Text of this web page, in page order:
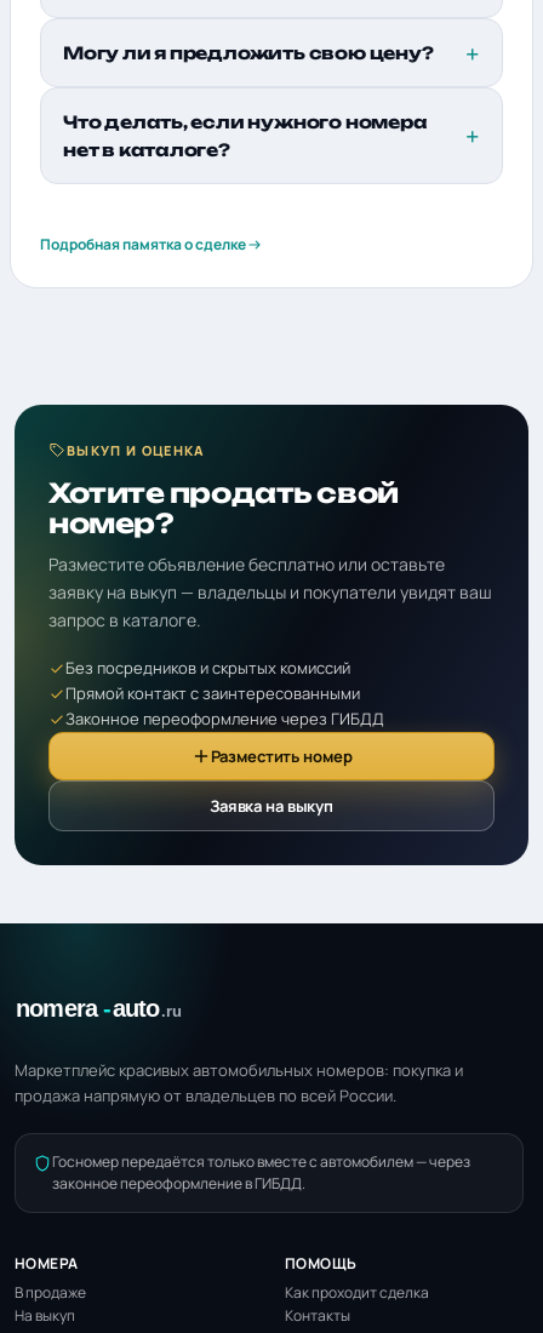
Могу ли я предложить свою цену?
Что делать, если нужного номера
нет в каталоге?
Подробная памятка о сделке
ВЫКУП И ОЦЕНКА
Хотите продать свой
номер?
Разместите объявление бесплатно или оставьте
заявку на выкуп — владельцы и покупатели увидят ваш
запрос в каталоге.
Без посредников и скрытых комиссий
Прямой контакт с заинтересованными
Законное переоформление через ГИБДД
Разместить номер
Заявка на выкуп
Маркетплейс красивых автомобильных номеров: покупка и
продажа напрямую от владельцев по всей России.
Госномер передаётся только вместе с автомобилем — через
законное переоформление в ГИБДД.
НОМЕРА
В продаже
На выкуп
ПОМОЩЬ
Как проходит сделка
Контакты